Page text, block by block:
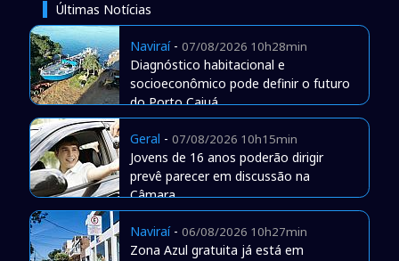
Últimas Notícias
Naviraí- 07/08/2026 10h28min
Diagnóstico habitacional e
socioeconômico pode definir o futuro
do Porto Caiuá
Geral - 07/08/2026 10h15min
Jovens de 16 anos poderão dirigir
prevê parecer em discussão na
Câmara
Naviraí- 06/08/2026 10h27min
Zona Azul gratuita já está em